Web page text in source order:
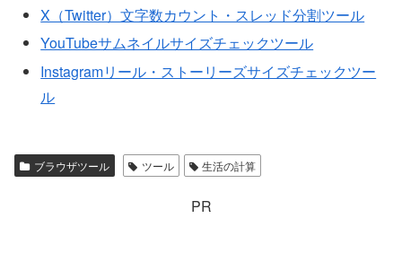
X（Twitter）文字数カウント・スレッド分割ツール
YouTubeサムネイルサイズチェックツール
Instagramリール・ストーリーズサイズチェックツー
ル
ブラウザツール ツール 生活の計算
PR